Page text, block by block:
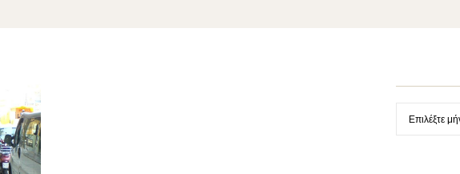
Ιστορικό